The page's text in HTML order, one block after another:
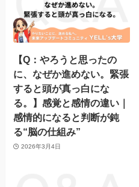
【Q：やろうと思ったの
に、なぜか進めない。緊張
すると頭が真っ白にな
る。】感覚と感情の違い｜
感情的になると判断が鈍
る“脳の仕組み”
2026年3月4日